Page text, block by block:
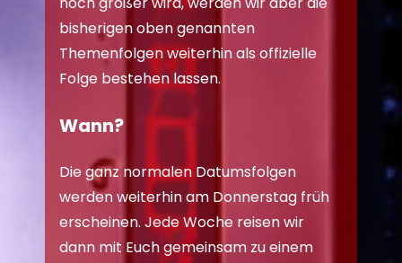
bisherigen oben genannten
Themenfolgen weiterhin als offizielle
Folge bestehen lassen.
Wann?
Die ganz normalen Datumsfolgen
werden weiterhin am Donnerstag früh
erscheinen. Jede Woche reisen wir
dann mit Euch gemeinsam zu einem